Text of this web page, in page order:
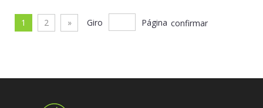
304 316 para red de aviario
de aves de zoológico/pared
violín
1 2 » Giro Página confirmar